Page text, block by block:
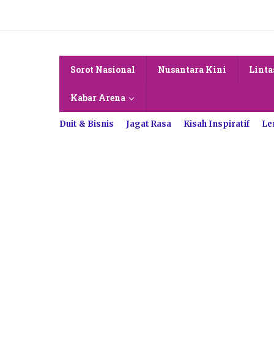
konten
Sorot Nasional Nusantara Kini
Kabar Arena
Duit & Bisnis Jagat Rasa Kisah Inspiratif